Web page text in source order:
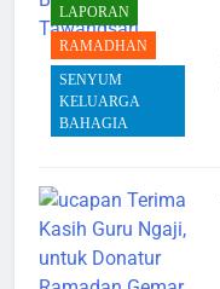
LAPORAN
RAMADHAN
SENYUM
KELUARGA
BAHAGIA